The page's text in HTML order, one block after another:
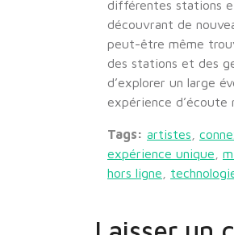
différentes stations
découvrant de
peut-être même
des stations et des
d’explorer un large
expérience d’écoute
Tags: artistes
expérience unique
hors ligne